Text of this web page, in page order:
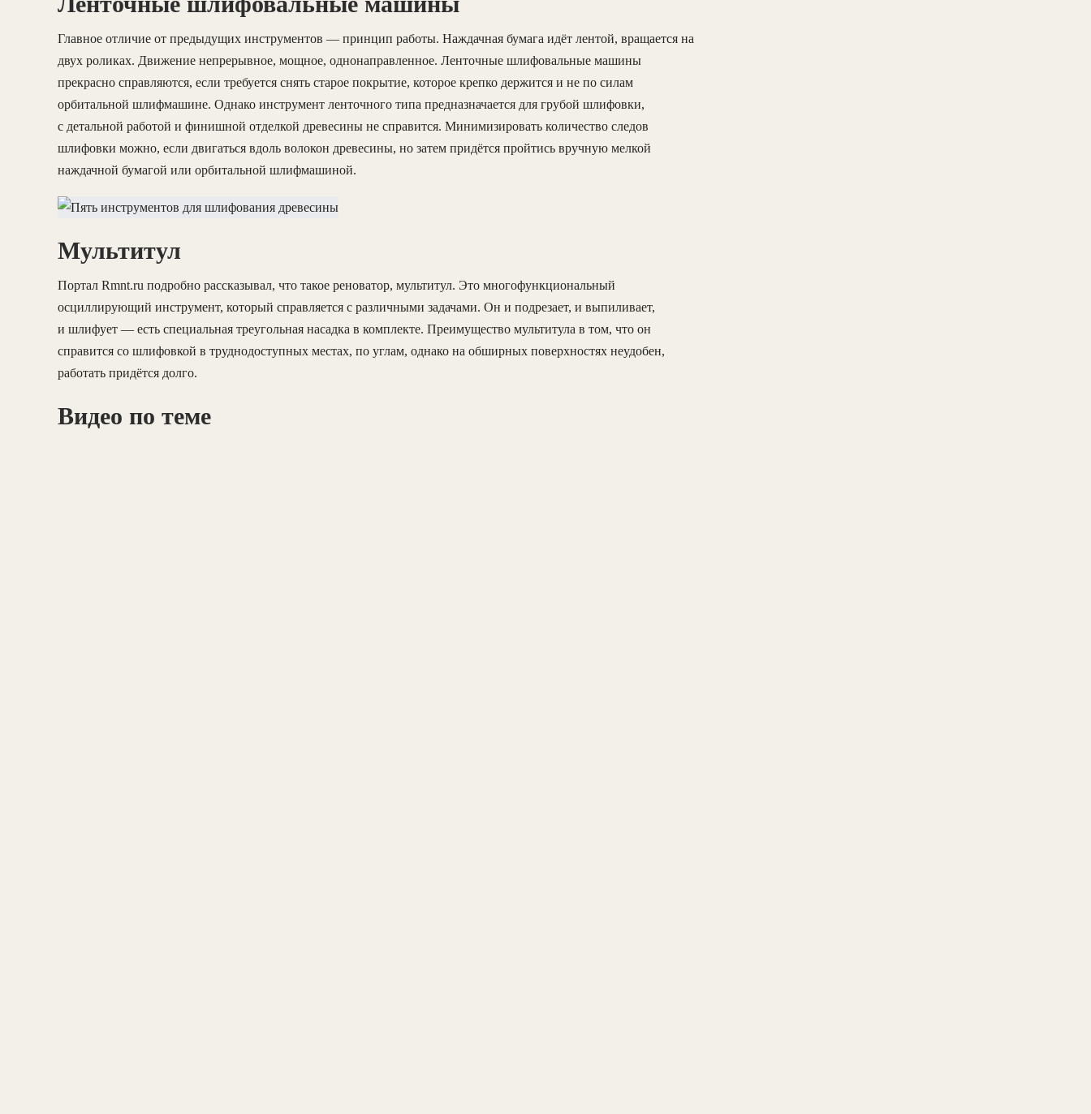
Главное отличие от предыдущих инструментов — принцип работы. Наждачная бумага идёт лентой, вращается на
двух роликах. Движение непрерывное, мощное, однонаправленное. Ленточные шлифовальные машины
прекрасно справляются, если требуется снять старое покрытие, которое крепко держится и не по силам
орбитальной шлифмашине. Однако инструмент ленточного типа предназначается для грубой шлифовки,
с детальной работой и финишной отделкой древесины не справится. Минимизировать количество следов
шлифовки можно, если двигаться вдоль волокон древесины, но затем придётся пройтись вручную мелкой
наждачной бумагой или орбитальной шлифмашиной.
Мультитул
Портал Rmnt.ru подробно рассказывал, что такое реноватор, мультитул. Это многофункциональный
осциллирующий инструмент, который справляется с различными задачами. Он и подрезает, и выпиливает,
и шлифует — есть специальная треугольная насадка в комплекте. Преимущество мультитула в том, что он
справится со шлифовкой в труднодоступных местах, по углам, однако на обширных поверхностях неудобен,
работать придётся долго.
Видео по теме